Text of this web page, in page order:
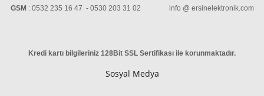
GSM : 0532 235 16 47 - 0530 203 31 02 info @ ersinelektronik.com
Kredi kartı bilgileriniz 128Bit SSL Sertifikası ile korunmaktadır.
Sosyal Medya